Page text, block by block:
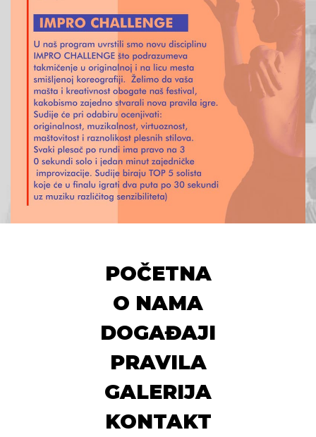
POČETNA
O NAMA
DOGAĐAJI
PRAVILA
GALERIJA
KONTAKT